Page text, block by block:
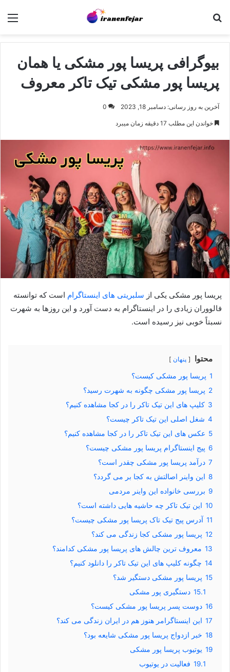
بیوگرافی پریسا پور مشکی یا همان
پریسا پور مشکی تیک تاکر معروف
آخرین به روز رسانی: دسامبر 18, 2023 0
خواندن این مطلب 17 دقیقه زمان میبرد
پریسا پور مشکی یکی از سلبریتی های اینستاگرام است که توانسته
فالووران زیادی را در اینستاگرام به دست آورد و این روزها به شهرت
نسبتاً خوبی نیز رسیده است.
محتوا پنهان
1 پریسا پور مشکی کیست؟
2 پریسا پور مشکی چگونه به شهرت رسید؟
3 کلیپ های این تیک تاکر را در کجا مشاهده کنیم؟
4 شغل اصلی این تیک تاکر چیست؟
5 عکس های این تیک تاکر را در کجا مشاهده کنیم؟
6 پیج اینستاگرام پریسا پور مشکی چیست؟
7 درآمد پریسا پور مشکی چقدر است؟
8 این واینر اصالتش به کجا بر می گردد؟
9 بررسی خانواده این واینر مردمی
10 این تیک تاکر چه حاشیه هایی داشته است؟
11 آدرس پیج تیک تاک پریسا پور مشکی چیست؟
12 پریسا پور مشکی کجا زندگی می کند؟
13 معروف ترین چالش های پریسا پور مشکی کدامند؟
14 چگونه کلیپ های این تیک تاکر را دانلود کنیم؟
15 پریسا پور مشکی دستگیر شد؟
15.1 دستگیری پور مشکی
16 دوست پسر پریسا پور مشکی کیست؟
17 این اینستاگرامر هنوز هم در ایران زندگی می کند؟
18 خبر ازدواج پریسا پور مشکی شایعه بود؟
19 یوتیوب پریسا پور مشکی
19.1 فعالیت در یوتیوب